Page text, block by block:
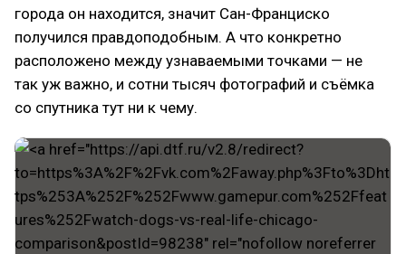
города он находится, значит Сан-Франциско
получился правдоподобным. А что конкретно
расположено между узнаваемыми точками — не
так уж важно, и сотни тысяч фотографий и съёмка
со спутника тут ни к чему.